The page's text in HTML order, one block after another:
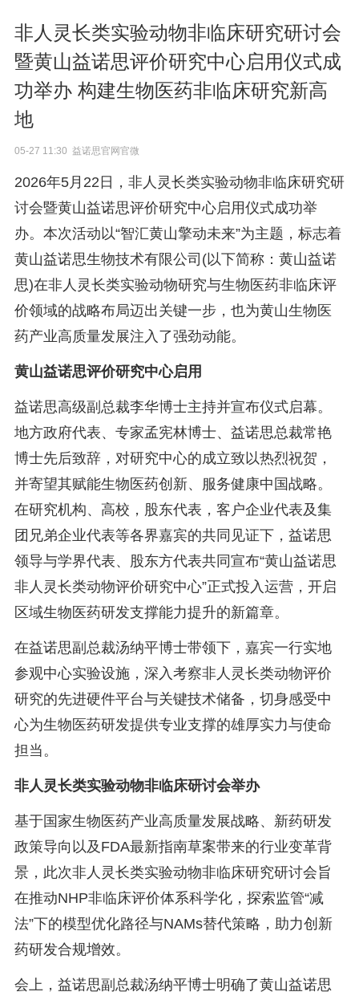
非人灵长类实验动物非临床研究研讨会
暨黄山益诺思评价研究中心启用仪式成
功举办 构建生物医药非临床研究新高
地
05-27 11:30 益诺思官网官微
2026年5月22日，非人灵长类实验动物非临床研究研
讨会暨黄山益诺思评价研究中心启用仪式成功举
办。本次活动以“智汇黄山擎动未来”为主题，标志着
黄山益诺思生物技术有限公司(以下简称：黄山益诺
思)在非人灵长类实验动物研究与生物医药非临床评
价领域的战略布局迈出关键一步，也为黄山生物医
药产业高质量发展注入了强劲动能。
黄山益诺思评价研究中心启用
益诺思高级副总裁李华博士主持并宣布仪式启幕。
地方政府代表、专家孟宪林博士、益诺思总裁常艳
博士先后致辞，对研究中心的成立致以热烈祝贺，
并寄望其赋能生物医药创新、服务健康中国战略。
在研究机构、高校，股东代表，客户企业代表及集
团兄弟企业代表等各界嘉宾的共同见证下，益诺思
领导与学界代表、股东方代表共同宣布“黄山益诺思
非人灵长类动物评价研究中心”正式投入运营，开启
区域生物医药研发支撑能力提升的新篇章。
在益诺思副总裁汤纳平博士带领下，嘉宾一行实地
参观中心实验设施，深入考察非人灵长类动物评价
研究的先进硬件平台与关键技术储备，切身感受中
心为生物医药研发提供专业支撑的雄厚实力与使命
担当。
非人灵长类实验动物非临床研讨会举办
基于国家生物医药产业高质量发展战略、新药研发
政策导向以及FDA最新指南草案带来的行业变革背
景，此次非人灵长类实验动物非临床研究研讨会旨
在推动NHP非临床评价体系科学化，探索监管“减
法”下的模型优化路径与NAMs替代策略，助力创新
药研发合规增效。
会上，益诺思副总裁汤纳平博士明确了黄山益诺思